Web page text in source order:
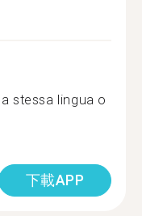
stessa lingua o
下載APP